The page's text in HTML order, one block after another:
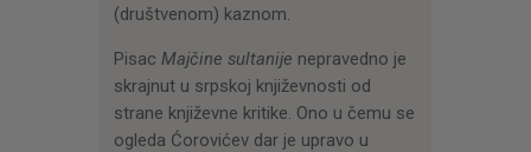
(društvenom) kaznom.
Pisac Majčine sultanije nepravedno je
skrajnut u srpskoj književnosti od
strane književne kritike. Ono u čemu se
ogleda Ćorovićev dar je upravo u